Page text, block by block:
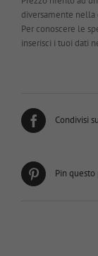
diversamente nella
Per conoscere le
inserisci i tuoi dati
Condivisi
Pin